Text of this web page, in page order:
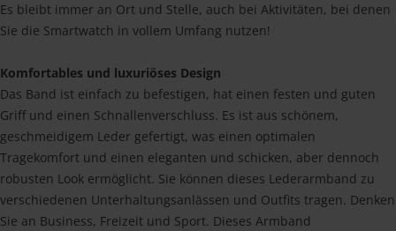
Es bleibt immer an Ort und Stelle, auch bei Aktivitäten, bei denen
Sie die Smartwatch in vollem Umfang nutzen!
Komfortables und luxuriöses Design
Das Band ist einfach zu befestigen, hat einen festen und guten
Griff und einen Schnallenverschluss. Es ist aus schönem,
geschmeidigem Leder gefertigt, was einen optimalen
Tragekomfort und einen eleganten und schicken, aber dennoch
robusten Look ermöglicht. Sie können dieses Lederarmband zu
verschiedenen Unterhaltungsanlässen und Outfits tragen. Denken
Sie an Business, Freizeit und Sport. Dieses Armband